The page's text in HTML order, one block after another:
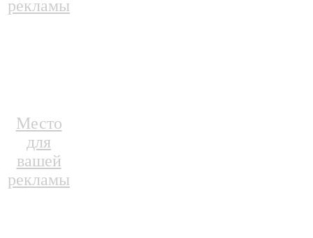
рекламы
Место
для
вашей
рекламы